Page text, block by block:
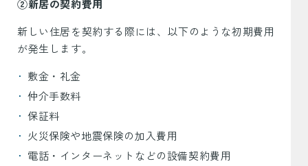
②新居の契約費用
新しい住居を契約する際には、以下のような初期費用
が発生します。
敷金・礼金
仲介手数料
保証料
火災保険や地震保険の加入費用
電話・インターネットなどの設備契約費用